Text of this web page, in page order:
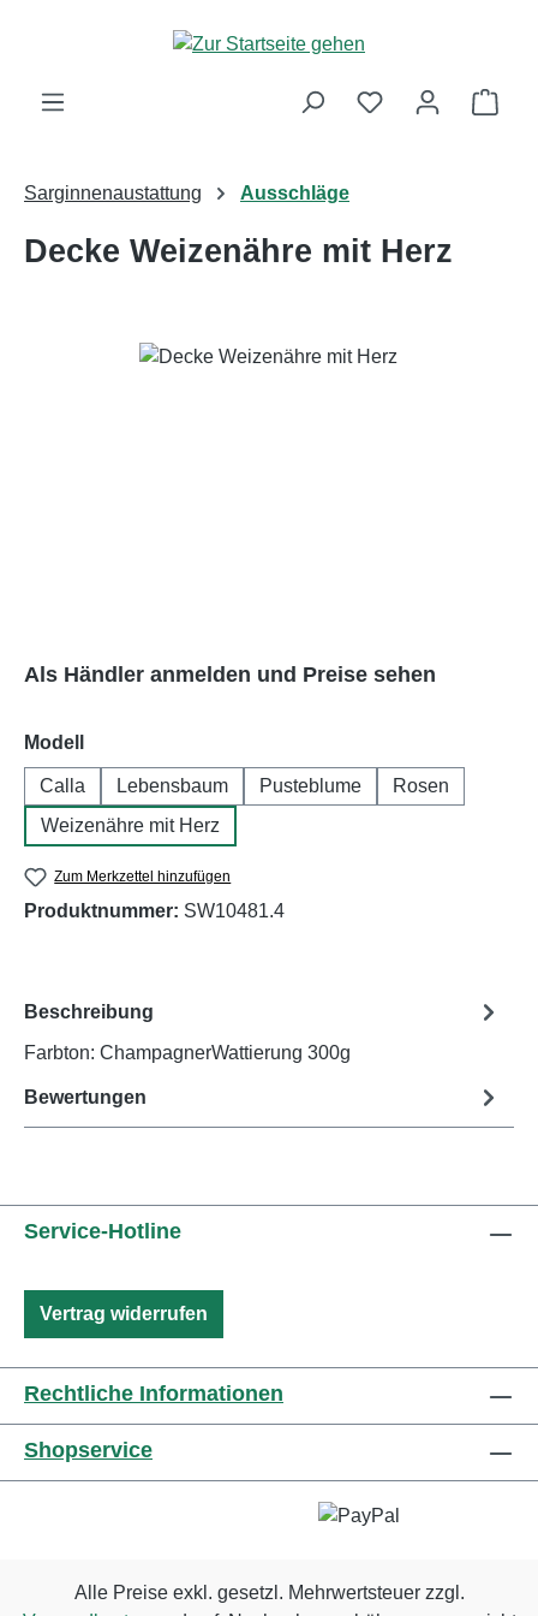
Zum Hauptinhalt springen
Sarginnenaustattung Ausschläge
Decke Weizenähre mit Herz
Bildergalerie überspringen
Als Händler anmelden und Preise sehen
Modell auswählen
Calla Lebensbaum Pusteblume
Rosen
Weizenähre mit Herz
Zum Merkzettel hinzufügen
Produktnummer: SW10481.4
Beschreibung
Farbton: ChampagnerWattierung 300g
Bewertungen
Service-Hotline
Vertrag widerrufen
Rechtliche Informationen
Shopservice
Alle Preise exkl. gesetzl. Mehrwertsteuer zzgl.